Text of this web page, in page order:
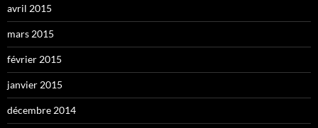
avril 2015
mars 2015
février 2015
janvier 2015
décembre 2014